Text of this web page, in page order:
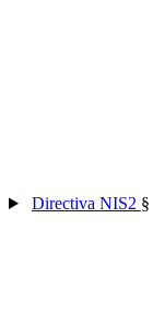
Directiva NIS2 §